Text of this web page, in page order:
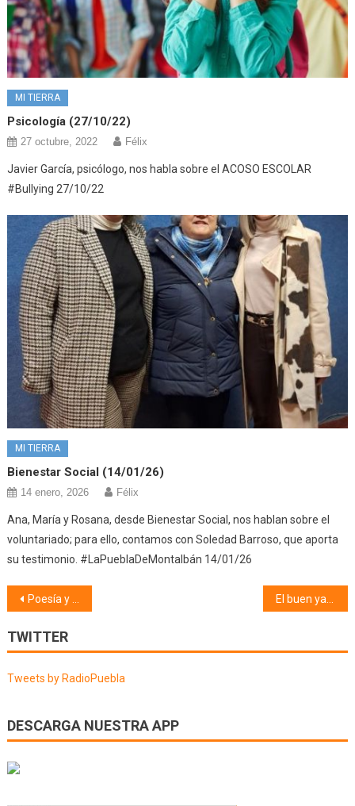
MI TIERRA
Psicología (27/10/22)
27 octubre, 2022 Félix
Javier García, psicólogo, nos habla sobre el ACOSO ESCOLAR
#Bullying 27/10/22
MI TIERRA
Bienestar Social (14/01/26)
14 enero, 2026 Félix
Ana, María y Rosana, desde Bienestar Social, nos hablan sobre el
voluntariado; para ello, contamos con Soledad Barroso, que aporta
su testimonio. #LaPueblaDeMontalbán 14/01/26
Navegación
de
entradas
Poesía y mucho + (22/02/22)
TWITTER
Tweets by RadioPuebla
DESCARGA NUESTRA APP